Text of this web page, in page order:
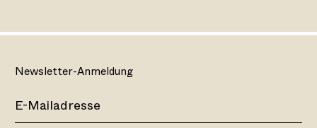
Newsletter-Anmeldung